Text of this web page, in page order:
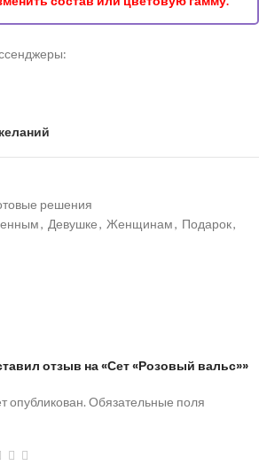
решения
, Девушке, Женщинам, Подарок,
отзыв на «Сет «Розовый вальс»»
опубликован. Обязательные поля